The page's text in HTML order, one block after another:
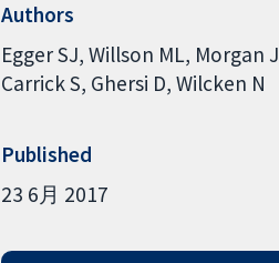
Authors
Egger SJ Willson ML Morgan J
Carrick S Ghersi D Wilcken N
Published
23 6月 2017